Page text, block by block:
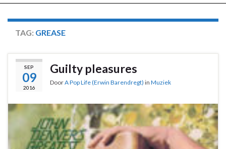
TAG: GREASE
SEP
09
2016
Guilty pleasures
DoorA Pop Life (Erwin Barendregt) in Muziek